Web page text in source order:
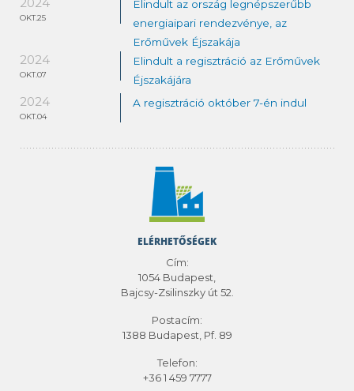
OKT.25
Elindult az ország legnépszerűbb
energiaipari rendezvénye, az
Erőművek Éjszakája
2024
OKT.07
Elindult a regisztráció az Erőművek
Éjszakájára
2024
OKT.04
A regisztráció október 7-én indul
ELÉRHETŐSÉGEK
Cím:
1054 Budapest,
Bajcsy-Zsilinszky út 52.
Postacím:
1388 Budapest, Pf. 89
Telefon:
+36 1 459 7777